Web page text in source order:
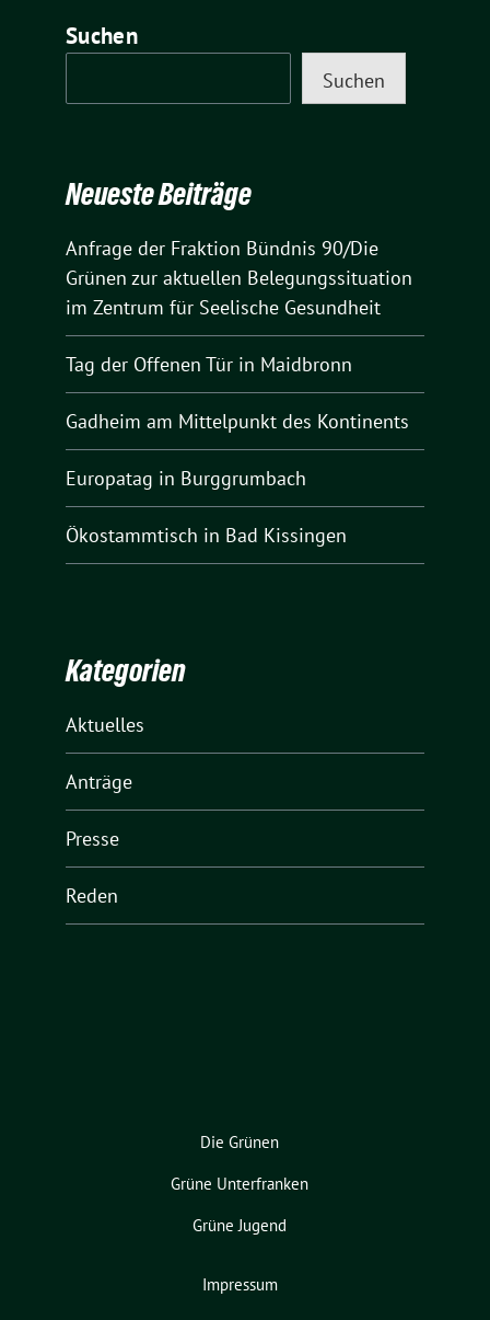
Suchen
Suchen
Neueste Beiträge
Anfrage der Fraktion Bündnis 90/Die
Grünen zur aktuellen Belegungssituation
im Zentrum für Seelische Gesundheit
Tag der Offenen Tür in Maidbronn
Gadheim am Mittelpunkt des Kontinents
Europatag in Burggrumbach
Ökostammtisch in Bad Kissingen
Kategorien
Aktuelles
Anträge
Presse
Reden
Die Grünen
Grüne Unterfranken
Grüne Jugend
Impressum